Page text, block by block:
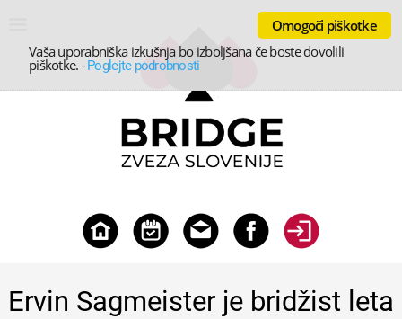
Ervin Sagmeister je bridžist leta
Vaša uporabniška izkušnja bo izboljšana če boste dovolili
piškotke. -Poglejte podrobnosti
Omogoči piškotke